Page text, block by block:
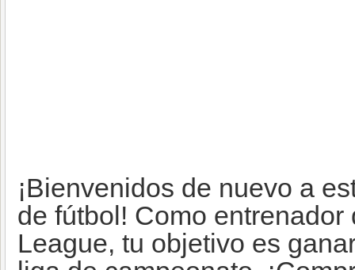
¡Bienvenidos de nuevo a
de fútbol! Como
League, tu objetivo es